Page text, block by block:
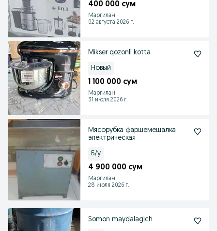
400 000 сум
Маргилан
02 августа 2026 г.
Mikser qozonli kotta
Новый
1 100 000 сум
Маргилан
31 июля 2026 г.
Мясорубка фаршемешалка
электрическая
Б/у
4 900 000 сум
Маргилан
28 июля 2026 г.
Somon maydalagich